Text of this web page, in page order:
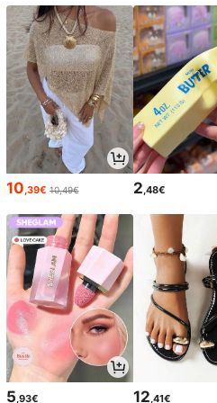
10,39€ 10,49€ 2,48€
5,93€ 12,41€